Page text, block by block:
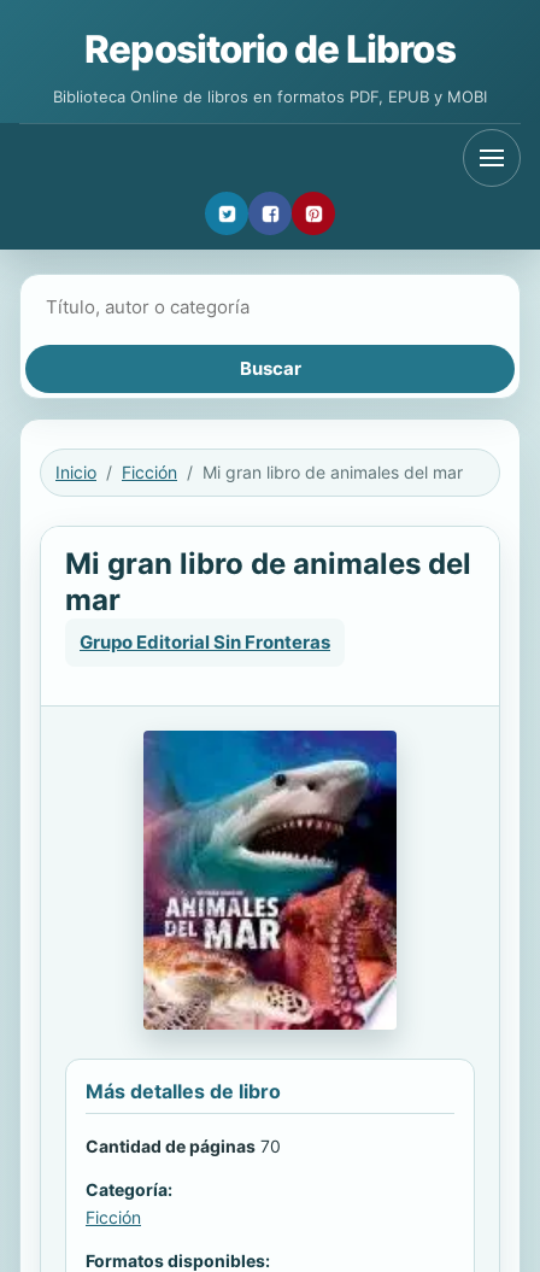
Repositorio de Libros
Biblioteca Online de libros en formatos PDF, EPUB y MOBI
Inicio Ficción Mi gran libro de animales del mar
Mi gran libro de animales del
mar
Grupo Editorial Sin Fronteras
Más detalles de libro
Cantidad de páginas 70
Categoría:
Ficción
Formatos disponibles: